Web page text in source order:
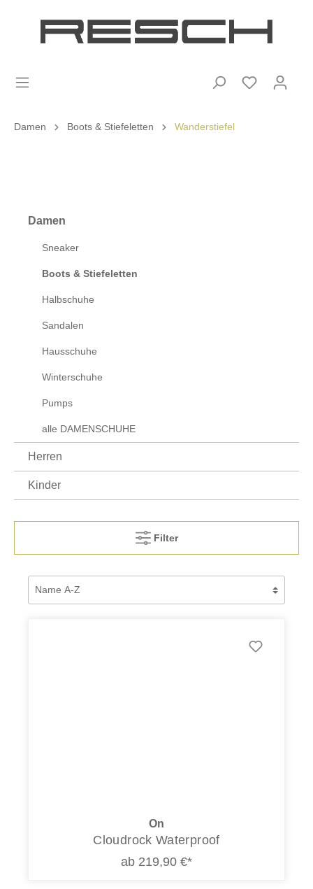
Damen Boots & Stiefeletten Wanderstiefel
Damen
Sneaker
Boots & Stiefeletten
Halbschuhe
Sandalen
Hausschuhe
Winterschuhe
Pumps
alle DAMENSCHUHE
Herren
Kinder
Filter
On
Cloudrock Waterproof
ab 219,90 €*